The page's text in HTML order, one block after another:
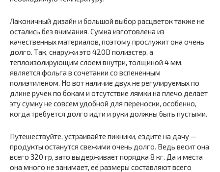
Лаконичный дизайн и большой выбор расцветок также не
остались без внимания. Сумка изготовлена из
качественных материалов, поэтому прослужит она очень
долго. Так, снаружи это 420D полиэстер, а
теплоизолирующим слоем внутри, толщиной 4 мм,
является фольга в сочетании со вспененным
полиэтиленом. Но вот наличие двух не регулируемых по
длине ручек по бокам и отсутствие лямки на плечо делает
эту сумку не совсем удобной для переноски, особенно,
когда требуется долго идти и руки должны быть пустыми.
Путешествуйте, устраивайте пикники, ездите на дачу —
продукты останутся свежими очень долго. Ведь весит она
всего 320 гр, зато выдерживает порядка 8 кг. Да и места
она много не занимает, её размеры составляют всего